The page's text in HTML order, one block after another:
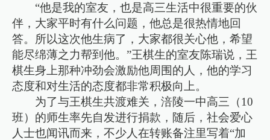
“他是我的室友，也是高三生活中很重要的伙
伴，大家平时有什么问题，他总是很热情地回
答。所以这次他生病了，大家都很关心他，希望
能尽绵薄之力帮到他。”王棋生的室友陈瑞说，王
棋生身上那种冲劲会激励他周围的人，他的学习
态度和对生活的态度都非常积极向上。
为了与王棋生共渡难关，涪陵一中高三（10
班）的师生率先自发进行捐款，随后，社会爱心
人士也闻讯而来，不少人在转账备注里写着“加